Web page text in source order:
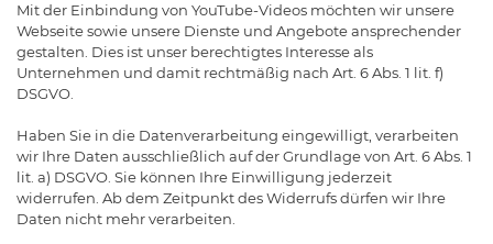
Mit der Einbindung von YouTube-Videos möchten wir unsere
Webseite sowie unsere Dienste und Angebote ansprechender
gestalten. Dies ist unser berechtigtes Interesse als
Unternehmen und damit rechtmäßig nach Art. 6 Abs. 1 lit. f)
DSGVO.
Haben Sie in die Datenverarbeitung eingewilligt, verarbeiten
wir Ihre Daten ausschließlich auf der Grundlage von Art. 6 Abs. 1
lit. a) DSGVO. Sie können Ihre Einwilligung jederzeit
widerrufen. Ab dem Zeitpunkt des Widerrufs dürfen wir Ihre
Daten nicht mehr verarbeiten.